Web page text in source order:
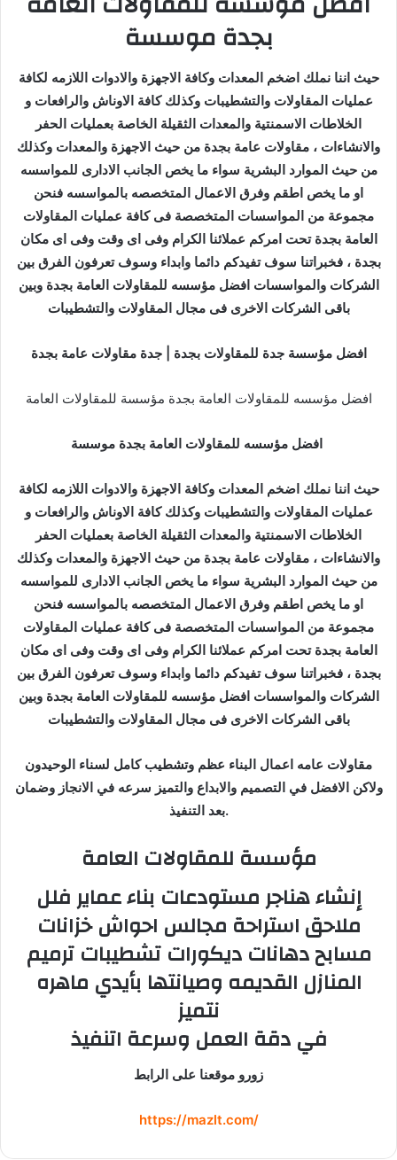
بجدة موسسة
حيث اننا نملك اضخم المعدات وكافة الاجهزة والادوات اللازمه لكافة
عمليات المقاولات والتشطيبات وكذلك كافة الاوناش والرافعات و
الخلاطات الاسمنتية والمعدات الثقيلة الخاصة بعمليات الحفر
والانشاءات ، مقاولات عامة بجدة من حيث الاجهزة والمعدات وكذلك
من حيث الموارد البشرية سواء ما يخص الجانب الادارى للمواسسه
او ما يخص اطقم وفرق الاعمال المتخصصه بالمواسسه فنحن
مجموعة من المواسسات المتخصصة فى كافة عمليات المقاولات
العامة بجدة تحت امركم عملائنا الكرام وفى اى وقت وفى اى مكان
بجدة ، فخبراتنا سوف تفيدكم دائما وابداء وسوف تعرفون الفرق بين
الشركات والمواسسات افضل مؤسسه للمقاولات العامة بجدة وبين
باقى الشركات الاخرى فى مجال المقاولات والتشطيبات
افضل مؤسسة جدة للمقاولات بجدة | جدة مقاولات عامة بجدة
افضل مؤسسه للمقاولات العامة بجدة مؤسسة للمقاولات العامة
حيث اننا نملك اضخم المعدات وكافة الاجهزة والادوات اللازمه لكافة
عمليات المقاولات والتشطيبات وكذلك كافة الاوناش والرافعات و
الخلاطات الاسمنتية والمعدات الثقيلة الخاصة بعمليات الحفر
والانشاءات ، مقاولات عامة بجدة من حيث الاجهزة والمعدات وكذلك
من حيث الموارد البشرية سواء ما يخص الجانب الادارى للمواسسه
او ما يخص اطقم وفرق الاعمال المتخصصه بالمواسسه فنحن
مجموعة من المواسسات المتخصصة فى كافة عمليات المقاولات
العامة بجدة تحت امركم عملائنا الكرام وفى اى وقت وفى اى مكان
بجدة ، فخبراتنا سوف تفيدكم دائما وابداء وسوف تعرفون الفرق بين
الشركات والمواسسات افضل مؤسسه للمقاولات العامة بجدة وبين
باقى الشركات الاخرى فى مجال المقاولات والتشطيبات
مقاولات عامه اعمال البناء عظم وتشطيب كامل لسناء الوحيدون
ولاكن الافضل في التصميم والابداع والتميز سرعه في الانجاز وضمان
بعد التنفيذ.
مؤسسة للمقاولات العامة
إنشاء هناجر مستودعات بناء عماير فلل
ملاحق استراحة مجالس احواش خزانات
مسابح دهانات ديكورات تشطيبات ترميم
المنازل القديمه وصيانتها بأيدي ماهره
نتميز
في دقة العمل وسرعة اتنفيذ
زورو موقعنا على الرابط
https://mazlt.com/